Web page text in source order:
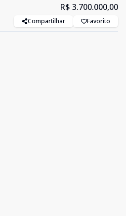
R$ 3.700.000,00
Compartilhar Favorito